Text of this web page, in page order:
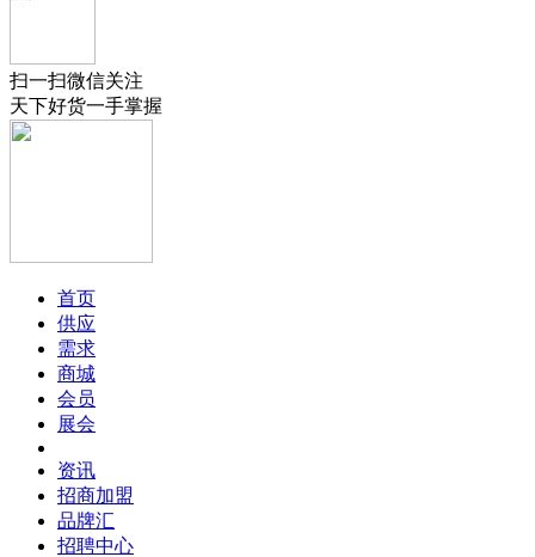
扫一扫微信关注
天下好货一手掌握
首页
供应
需求
商城
会员
展会
资讯
招商加盟
品牌汇
招聘中心